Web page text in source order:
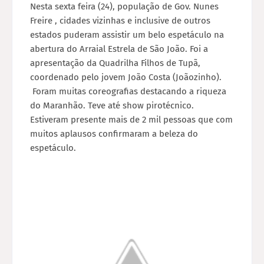
Nesta sexta feira (24), população de Gov. Nunes
Freire , cidades vizinhas e inclusive de outros
estados puderam assistir um belo espetáculo na
abertura do Arraial Estrela de São João. Foi a
apresentação da Quadrilha Filhos de Tupã,
coordenado pelo jovem João Costa (Joãozinho).
Foram muitas coreografias destacando a riqueza
do Maranhão. Teve até show pirotécnico.
Estiveram presente mais de 2 mil pessoas que com
muitos aplausos confirmaram a beleza do
espetáculo.